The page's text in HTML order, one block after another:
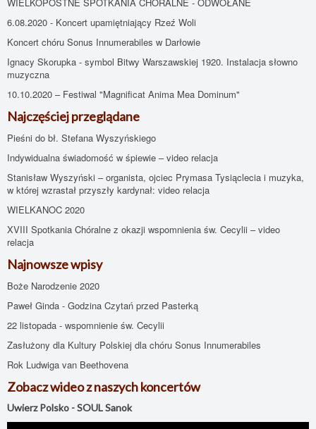
6.08.2020 - Koncert upamiętniający Rzeź Woli
Koncert chóru Sonus Innumerabiles w Darłowie
Ignacy Skorupka - symbol Bitwy Warszawskiej 1920. Instalacja słowno
muzyczna
10.10.2020 – Festiwal "Magnificat Anima Mea Dominum"
Najczęściej przeglądane
Pieśni do bł. Stefana Wyszyńskiego
Indywidualna świadomość w śpiewie – video relacja
Stanisław Wyszyński – organista, ojciec Prymasa Tysiąclecia i muzyka,
w której wzrastał przyszły kardynał: video relacja
WIELKANOC 2020
XVIII Spotkania Chóralne z okazji wspomnienia św. Cecylii – video
relacja
Najnowsze wpisy
Boże Narodzenie 2020
Paweł Ginda - Godzina Czytań przed Pasterką
22 listopada - wspomnienie św. Cecylii
Zasłużony dla Kultury Polskiej dla chóru Sonus Innumerabiles
Rok Ludwiga van Beethovena
Zobacz wideo z naszych koncertów
Uwierz Polsko - SOUL Sanok